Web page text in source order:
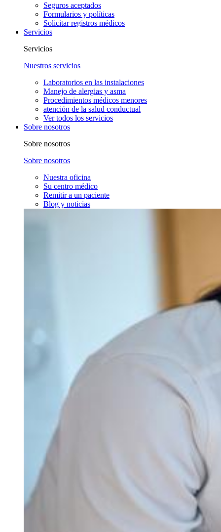
Seguros aceptados
Formularios y políticas
Solicitar registros médicos
Servicios
Servicios
Nuestros servicios
Laboratorios en las instalaciones
Manejo de alergias y asma
Procedimientos médicos menores
atención de la salud conductual
Ver todos los servicios
Sobre nosotros
Sobre nosotros
Sobre nosotros
Nuestra oficina
Su centro médico
Remitir a un paciente
Blog y noticias